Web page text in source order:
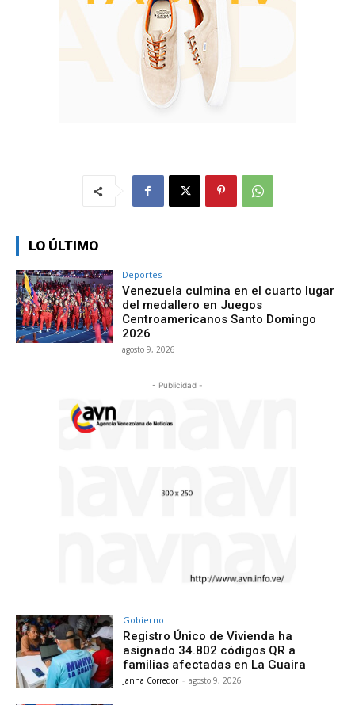
LO ÚLTIMO
Deportes
Venezuela culmina en el cuarto lugar
del medallero en Juegos
Centroamericanos Santo Domingo
2026
agosto 9, 2026
- Publicidad -
Gobierno
Registro Único de Vivienda ha
asignado 34.802 códigos QR a
familias afectadas en La Guaira
Janna Corredor - agosto 9, 2026